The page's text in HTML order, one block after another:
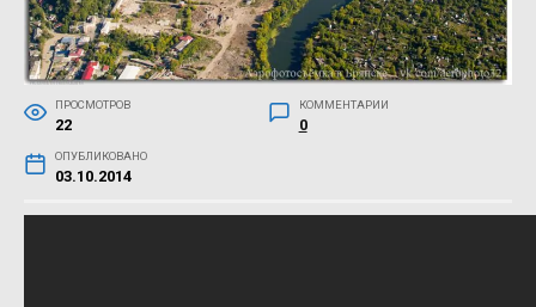
ПРОСМОТРОВ
22
КОММЕНТАРИИ
0
ОПУБЛИКОВАНО
03.10.2014